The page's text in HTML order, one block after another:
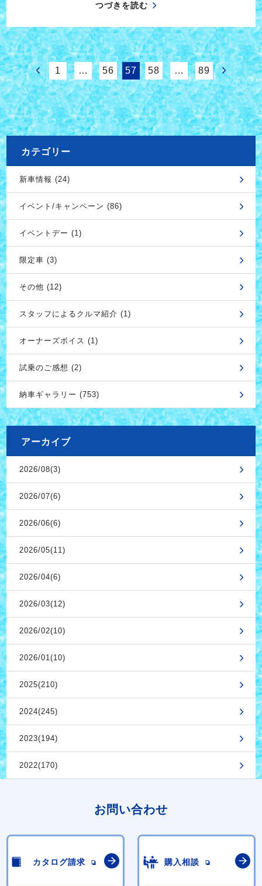
つづきを読む
1 … 56 57 58 … 89
カテゴリー
新車情報 (24)
イベント/キャンペーン (86)
イベントデー (1)
限定車 (3)
その他 (12)
スタッフによるクルマ紹介 (1)
オーナーズボイス (1)
試乗のご感想 (2)
納車ギャラリー (753)
アーカイブ
2026/08(3)
2026/07(6)
2026/06(6)
2026/05(11)
2026/04(6)
2026/03(12)
2026/02(10)
2026/01(10)
2025(210)
2024(245)
2023(194)
2022(170)
お問い合わせ
カタログ請求 購入相談